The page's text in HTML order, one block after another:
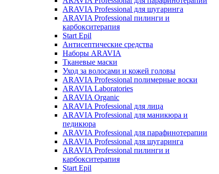
ARAVIA Professional для шугаринга
ARAVIA Professional пилинги и
карбокситерапия
Start Epil
Антисептические средства
Наборы ARAVIA
Тканевые маски
Уход за волосами и кожей головы
ARAVIA Professional полимерные воски
ARAVIA Laboratories
ARAVIA Organic
ARAVIA Professional для лица
ARAVIA Professional для маникюра и
педикюра
ARAVIA Professional для парафинотерапии
ARAVIA Professional для шугаринга
ARAVIA Professional пилинги и
карбокситерапия
Start Epil